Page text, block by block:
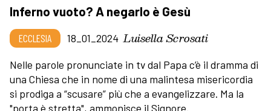
Inferno vuoto? A negarlo è Gesù
ECCLESIA 18_01_2024 Luisella Scrosati
Nelle parole pronunciate in tv dal Papa c’è il dramma di
una Chiesa che in nome di una malintesa misericordia
si prodiga a “scusare” più che a evangelizzare. Ma la
"porta è stretta", ammonisce il Signore.